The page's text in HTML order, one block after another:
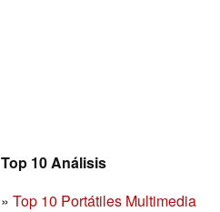
Top 10 Análisis
» Top 10 Portátiles Multimedia